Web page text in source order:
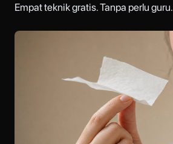
Empat teknik gratis. Tanpa perlu guru.